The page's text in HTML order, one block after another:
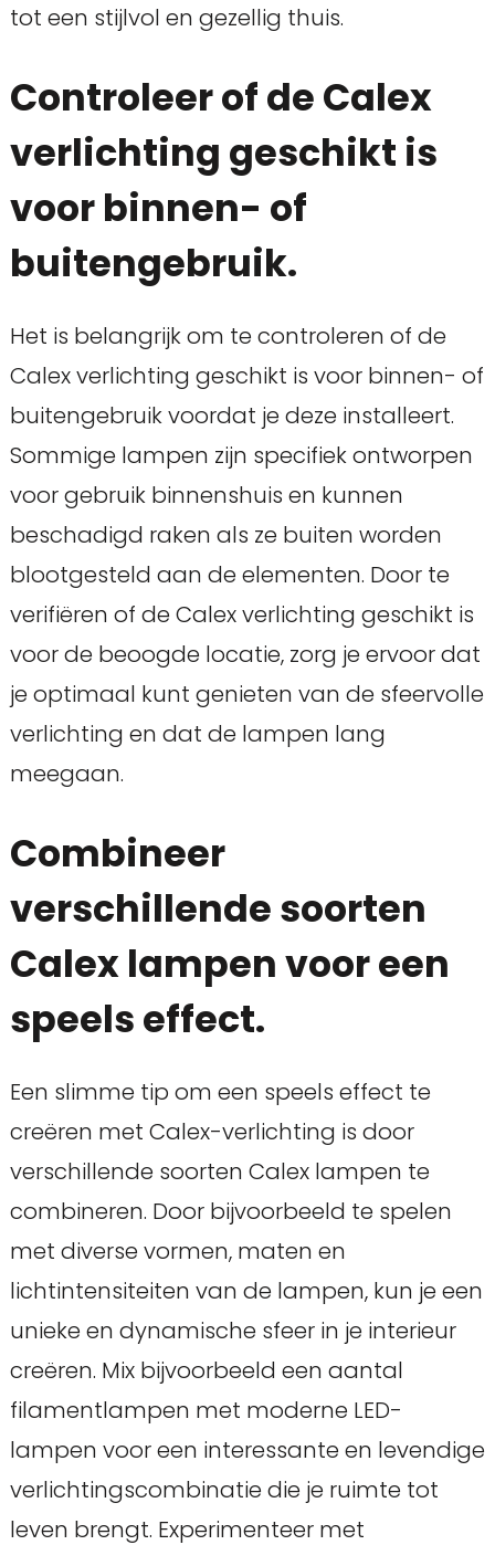
tot een stijlvol en gezellig thuis.
Controleer of de Calex
verlichting geschikt is
voor binnen- of
buitengebruik.
Het is belangrijk om te controleren of de
Calex verlichting geschikt is voor binnen- of
buitengebruik voordat je deze installeert.
Sommige lampen zijn specifiek ontworpen
voor gebruik binnenshuis en kunnen
beschadigd raken als ze buiten worden
blootgesteld aan de elementen. Door te
verifiëren of de Calex verlichting geschikt is
voor de beoogde locatie, zorg je ervoor dat
je optimaal kunt genieten van de sfeervolle
verlichting en dat de lampen lang
meegaan.
Combineer
verschillende soorten
Calex lampen voor een
speels effect.
Een slimme tip om een speels effect te
creëren met Calex-verlichting is door
verschillende soorten Calex lampen te
combineren. Door bijvoorbeeld te spelen
met diverse vormen, maten en
lichtintensiteiten van de lampen, kun je een
unieke en dynamische sfeer in je interieur
creëren. Mix bijvoorbeeld een aantal
filamentlampen met moderne LED-
lampen voor een interessante en levendige
verlichtingscombinatie die je ruimte tot
leven brengt. Experimenteer met